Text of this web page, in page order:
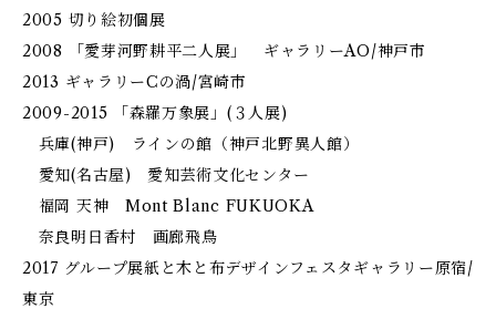
2005 切り絵初個展
2008 「愛芽河野耕平二人展」 ギャラリーAO/神戸市
2013 ギャラリーCの渦/宮崎市
2009-2015 「森羅万象展」(３人展)
兵庫(神戸) ラインの館（神戸北野異人館）
愛知(名古屋) 愛知芸術文化センター
福岡 天神 Mont Blanc FUKUOKA
奈良明日香村 画廊飛鳥
2017 グループ展紙と木と布デザインフェスタギャラリー原宿/
東京